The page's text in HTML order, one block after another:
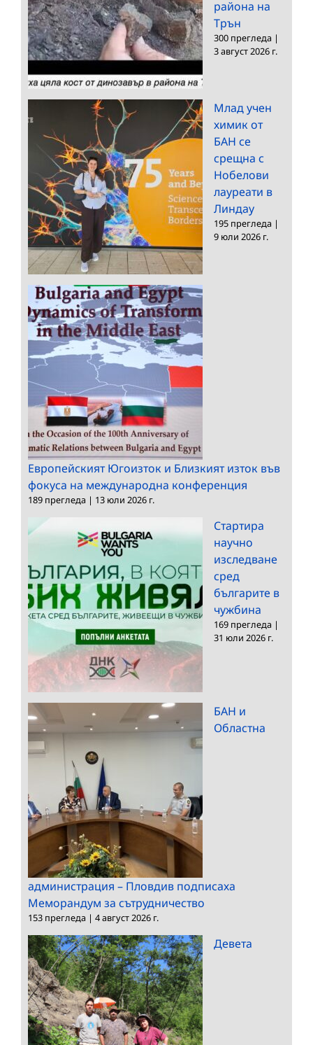
района на
Трън
300 прегледа |
3 август 2026 г.
Млад учен
химик от
БАН се
срещна с
Нобелови
лауреати в
Линдау
195 прегледа |
9 юли 2026 г.
Европейският Югоизток и Близкият изток във
фокуса на международна конференция
189 прегледа | 13 юли 2026 г.
Стартира
научно
изследване
сред
българите в
чужбина
169 прегледа |
31 юли 2026 г.
БАН и
Областна
администрация – Пловдив подписаха
Меморандум за сътрудничество
153 прегледа | 4 август 2026 г.
Девета